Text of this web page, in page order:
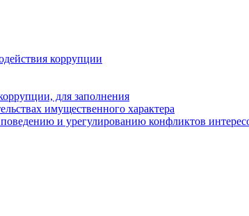
коррупции
для заполнения
имущественного характера
и урегулированию конфликтов